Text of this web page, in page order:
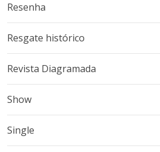
Resenha
Resgate histórico
Revista Diagramada
Show
Single